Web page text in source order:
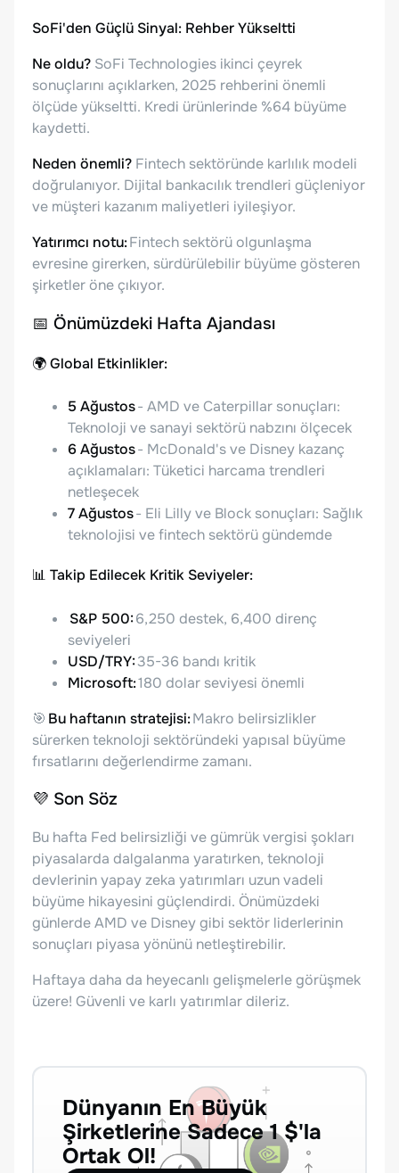
SoFi'den Güçlü Sinyal: Rehber Yükseltti
Ne oldu? SoFi Technologies ikinci çeyrek
sonuçlarını açıklarken, 2025 rehberini önemli
ölçüde yükseltti. Kredi ürünlerinde %64 büyüme
kaydetti.
Neden önemli? Fintech sektöründe karlılık modeli
doğrulanıyor. Dijital bankacılık trendleri güçleniyor
ve müşteri kazanım maliyetleri iyileşiyor.
Yatırımcı notu:Fintech sektörü olgunlaşma
evresine girerken, sürdürülebilir büyüme gösteren
şirketler öne çıkıyor.
📅 Önümüzdeki Hafta Ajandası
🌍Global Etkinlikler:
5 Ağustos- AMD ve Caterpillar sonuçları:
Teknoloji ve sanayi sektörü nabzını ölçecek
6 Ağustos- McDonald's ve Disney kazanç
açıklamaları: Tüketici harcama trendleri
netleşecek
7 Ağustos- Eli Lilly ve Block sonuçları: Sağlık
teknolojisi ve fintech sektörü gündemde
📊 Takip Edilecek Kritik Seviyeler:
S&P 500:6,250 destek, 6,400 direnç
seviyeleri
USD/TRY:35-36 bandı kritik
Microsoft:180 dolar seviyesi önemli
🎯 Bu haftanın stratejisi:Makro belirsizlikler
sürerken teknoloji sektöründeki yapısal büyüme
fırsatlarını değerlendirme zamanı.
💜 Son Söz
Bu hafta Fed belirsizliği ve gümrük vergisi şokları
piyasalarda dalgalanma yaratırken, teknoloji
devlerinin yapay zeka yatırımları uzun vadeli
büyüme hikayesini güçlendirdi. Önümüzdeki
günlerde AMD ve Disney gibi sektör liderlerinin
sonuçları piyasa yönünü netleştirebilir.
Haftaya daha da heyecanlı gelişmelerle görüşmek
üzere! Güvenli ve karlı yatırımlar dileriz.
Dünyanın En Büyük
Şirketlerine Sadece 1 $'la
Ortak Ol!